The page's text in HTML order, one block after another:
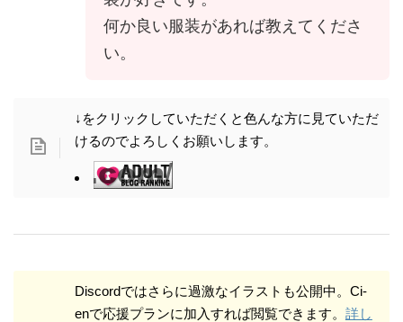
More radical illustrations are also available on
Discord, which you can view by subscribing to
the support plan at Ci-en. For more information,
何か良い服装があれば教えてくださ
い。
↓をクリックしていただくと色んな方に見ていただ
けるのでよろしくお願いします。
Discordではさらに過激なイラストも公開中。Ci-
enで応援プランに加入すれば閲覧できます。 詳し